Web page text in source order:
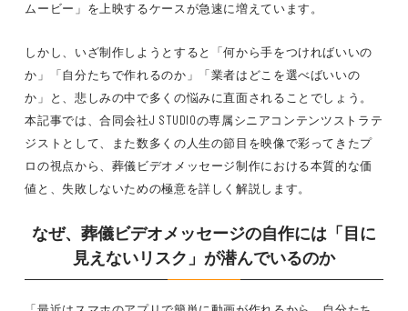
ムービー」を上映するケースが急速に増えています。
しかし、いざ制作しようとすると「何から手をつければいいの
か」「自分たちで作れるのか」「業者はどこを選べばいいの
か」と、悲しみの中で多くの悩みに直面されることでしょう。
本記事では、合同会社J STUDIOの専属シニアコンテンツストラテ
ジストとして、また数多くの人生の節目を映像で彩ってきたプ
ロの視点から、葬儀ビデオメッセージ制作における本質的な価
値と、失敗しないための極意を詳しく解説します。
なぜ、葬儀ビデオメッセージの自作には「目に
見えないリスク」が潜んでいるのか